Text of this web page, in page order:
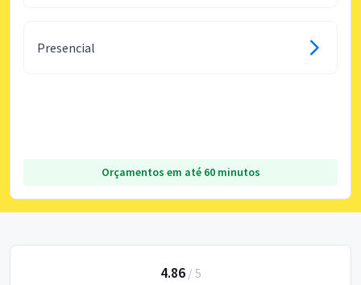
Presencial
Orçamentos em até 60 minutos
4.86/ 5